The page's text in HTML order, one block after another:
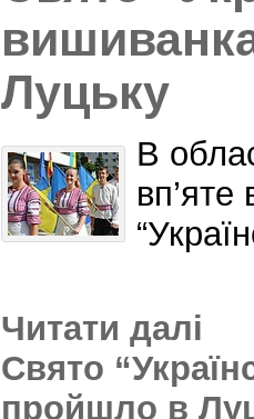
Луцьку
В
вп’яте
Читати далі
Свято
пройшло в